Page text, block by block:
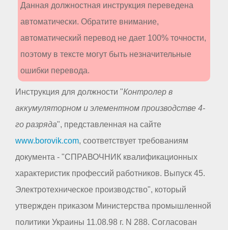
Данная должностная инструкция переведена
автоматически. Обратите внимание,
автоматический перевод не дает 100% точности,
поэтому в тексте могут быть незначительные
ошибки перевода.
Инструкция для должности "Контролер в
аккумуляторном и элементном производстве 4-
го разряда", представленная на сайте
www.borovik.com, соответствует требованиям
документа - "СПРАВОЧНИК квалификационных
характеристик профессий работников. Выпуск 45.
Электротехническое производство", который
утвержден приказом Министерства промышленной
политики Украины 11.08.98 г. N 288. Согласован